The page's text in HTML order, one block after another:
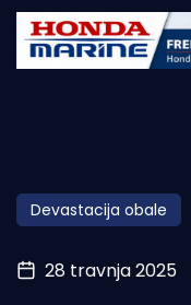
Početna
Obala
Otoci
Turizam i nautika
Devastacija obale
28 travnja 2025